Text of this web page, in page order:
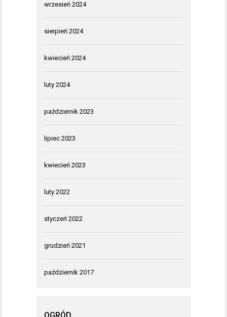
wrzesień 2024
sierpień 2024
kwiecień 2024
luty 2024
październik 2023
lipiec 2023
kwiecień 2023
luty 2022
styczeń 2022
grudzień 2021
październik 2017